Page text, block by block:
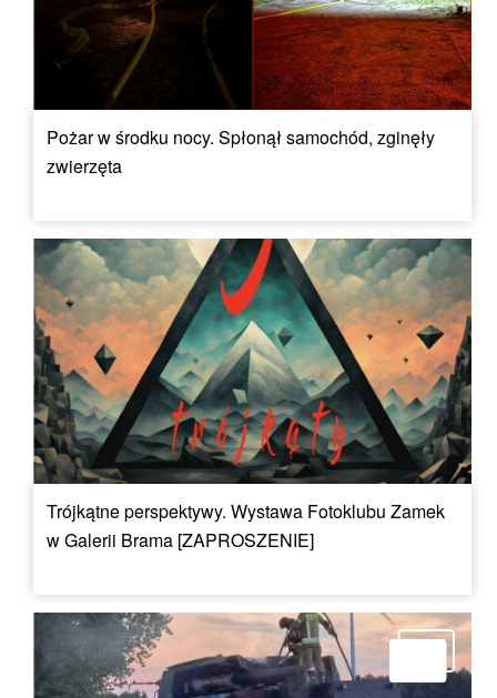
Pożar w środku nocy. Spłonął samochód, zginęły
zwierzęta
Trójkątne perspektywy. Wystawa Fotoklubu Zamek
w Galerii Brama [ZAPROSZENIE]